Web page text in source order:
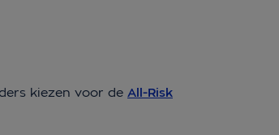
kiezen voor de All-Risk